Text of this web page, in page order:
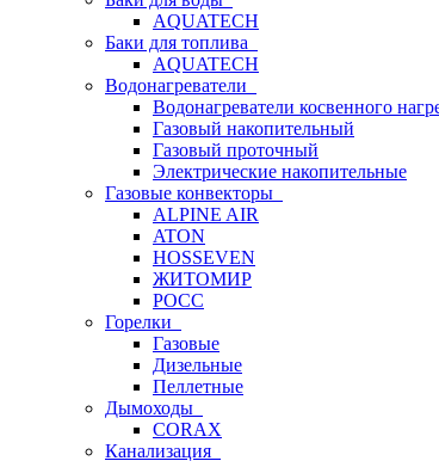
AQUATECH
Баки для топлива
AQUATECH
Водонагреватели
Водонагреватели косвенного
Газовый накопительный
Газовый проточный
Электрические накопительные
Газовые конвекторы
ALPINE AIR
ATON
HOSSEVEN
ЖИТОМИР
РОСС
Горелки
Газовые
Дизельные
Пеллетные
Дымоходы
CORAX
Канализация